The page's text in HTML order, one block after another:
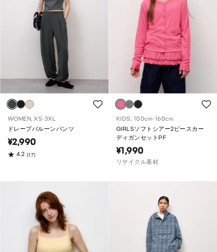
WOMEN, XS-3XL
ドレープバルーンパンツ
¥2,990
4.2 (17)
KIDS, 100cm-160cm
GIRLSソフトシアー2ピースカー
ディガンセットPF
¥1,990
リサイクル素材